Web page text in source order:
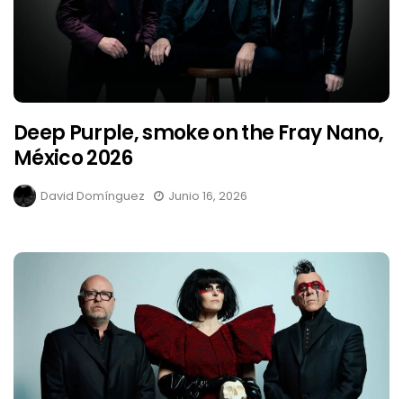
Deep Purple, smoke on the Fray Nano,
México 2026
David Domínguez Junio 16, 2026